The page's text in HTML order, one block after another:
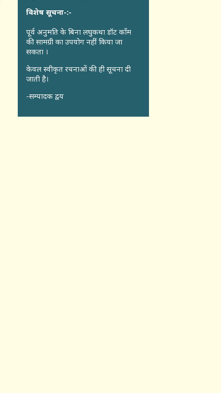
विशेष सूचना-:-
पूर्व अनुमति के बिना लघुकथा डॉट कॉंम
की सामग्री का उपयोग नहीं किया जा
सकता ।
केवल स्वीकृत रचनाओं की ही सूचना दी
जाती है।
-सम्पादक द्वय